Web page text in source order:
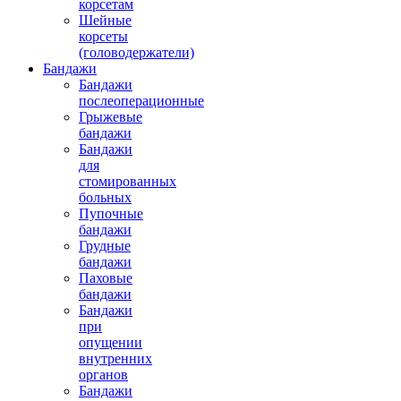
корсетам
Шейные
корсеты
(головодержатели)
Бандажи
Бандажи
послеоперационные
Грыжевые
бандажи
Бандажи
для
стомированных
больных
Пупочные
бандажи
Грудные
бандажи
Паховые
бандажи
Бандажи
при
опущении
внутренних
органов
Бандажи